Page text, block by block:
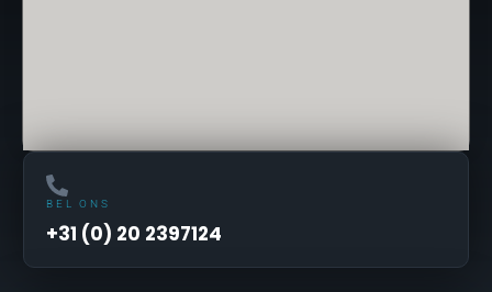
BEL ONS
+31 (0) 20 2397124